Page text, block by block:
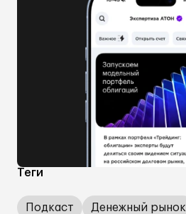
Теги
Подкаст Денежный рынок